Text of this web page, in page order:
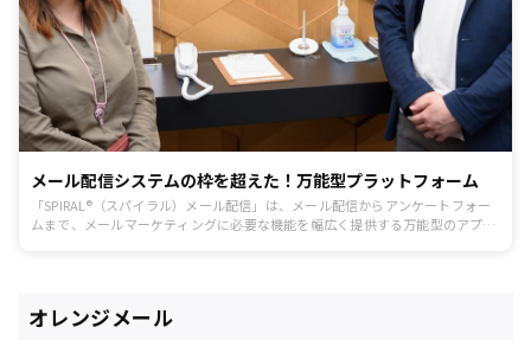
メール配信システムの枠を超えた！万能型プラットフォーム
「SPIRAL®（スパイラル）メール配信」は、メール配信からアンケートフォー
ムまで、メールマーケティングに必要な機能を幅広く提供する万能型のアプリ
オレンジメール